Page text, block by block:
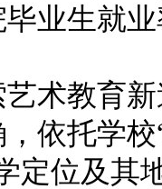
业生就
教育新
依托学
定位及其